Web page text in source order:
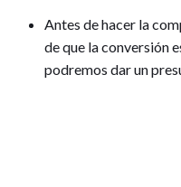
Antes de hacer la
de que la conversión
podremos dar un